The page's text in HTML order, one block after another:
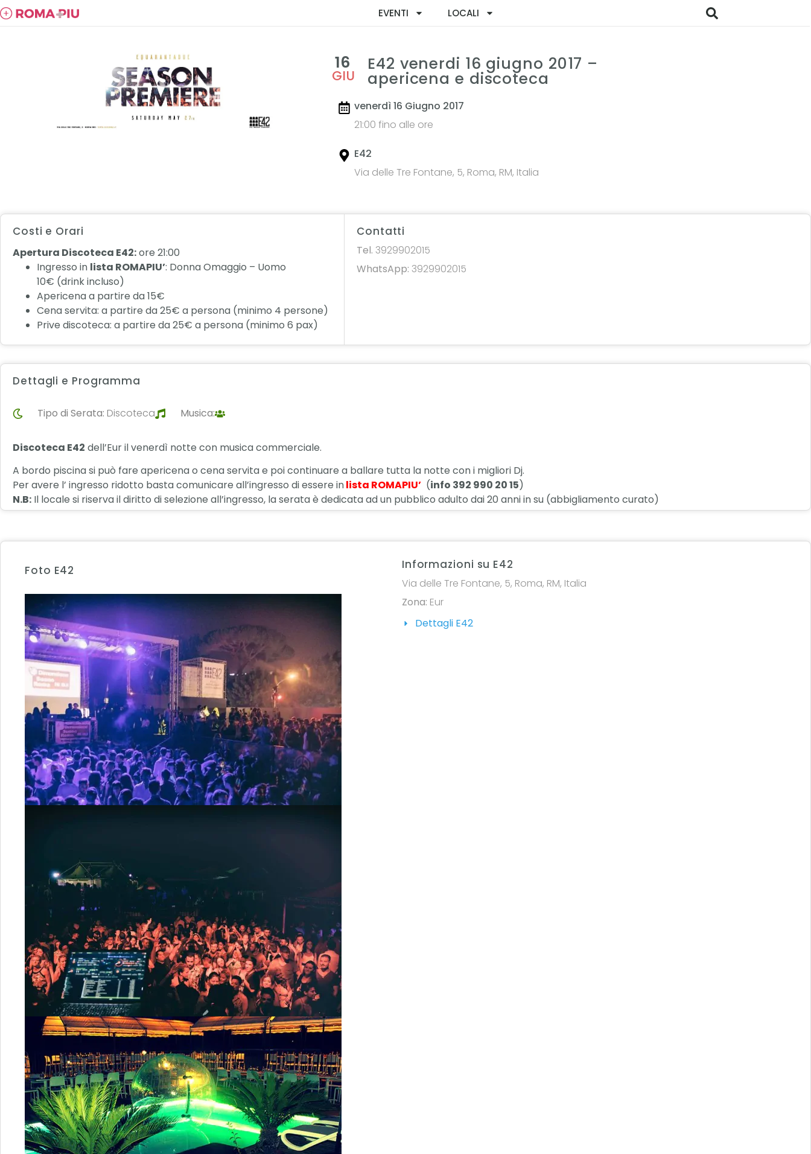
EVENTI LOCALI
16
GIU
E42 venerdi 16 giugno 2017 –
apericena e discoteca
venerdì 16 Giugno 2017
21:00 fino alle ore
E42
Via delle Tre Fontane, 5, Roma, RM, Italia
Costi e Orari
Apertura Discoteca E42:ore 21:00
Ingresso in lista ROMAPIU’: Donna Omaggio – Uomo
10€ (drink incluso)
Apericena a partire da 15€
Cena servita: a partire da 25€ a persona (minimo 4 persone)
Prive discoteca: a partire da 25€ a persona (minimo 6 pax)
Contatti
Tel. 3929902015
WhatsApp: 3929902015
Dettagli e Programma
Tipo di Serata: Discoteca Musica:
Discoteca E42 dell’Eur il venerdì notte con musica commerciale.
A bordo piscina si può fare apericena o cena servita e poi continuare a ballare tutta la notte con i migliori Dj.
Per avere l’ ingresso ridotto basta comunicare all’ingresso di essere inlista ROMAPIU’ (info 392 990 20 15)
N.B: Il locale si riserva il diritto di selezione all’ingresso, la serata è dedicata ad un pubblico adulto dai 20 anni in su (abbigliamento curato)
Foto E42 Informazioni su E42
Via delle Tre Fontane, 5, Roma, RM, Italia
Zona: Eur
Dettagli E42